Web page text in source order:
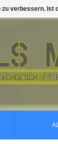
verbessern. Ist